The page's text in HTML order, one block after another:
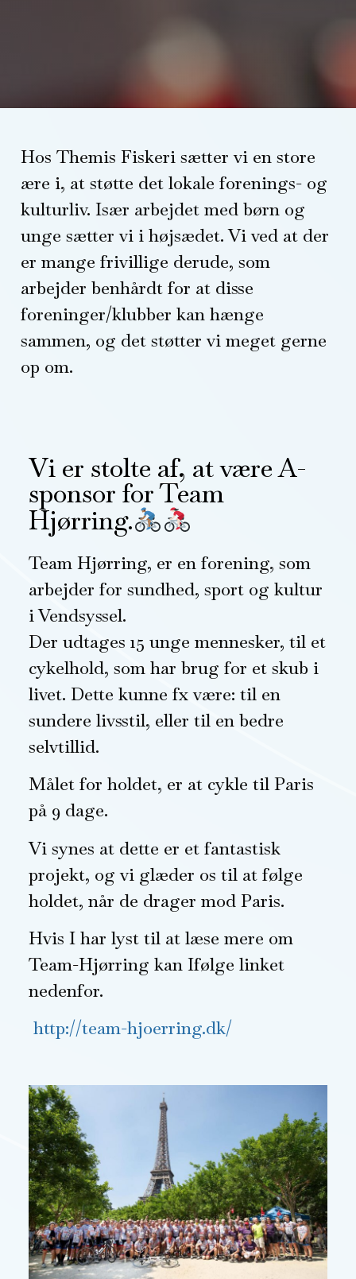
Hos Themis Fiskeri sætter vi en store
ære i, at støtte det lokale forenings- og
kulturliv. Især arbejdet med børn og
unge sætter vi i højsædet. Vi ved at der
er mange frivillige derude, som
arbejder benhårdt for at disse
foreninger/klubber kan hænge
sammen, og det støtter vi meget gerne
op om.
Vi er stolte af, at være A-
sponsor for Team
Hjørring.
Team Hjørring, er en forening, som
arbejder for sundhed, sport og kultur
i Vendsyssel.
Der udtages 15 unge mennesker, til et
cykelhold, som har brug for et skub i
livet. Dette kunne fx være: til en
sundere livsstil, eller til en bedre
selvtillid.
Målet for holdet, er at cykle til Paris
på 9 dage.
Vi synes at dette er et fantastisk
projekt, og vi glæder os til at følge
holdet, når de drager mod Paris.
Hvis I har lyst til at læse mere om
Team-Hjørring kan Ifølge linket
nedenfor.
http://team-hjoerring.dk/